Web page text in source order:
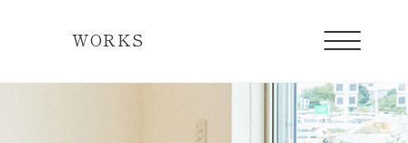
WORKS
現在販売中のレディメイド住宅